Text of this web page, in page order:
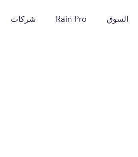
السوق Rain Pro شركات